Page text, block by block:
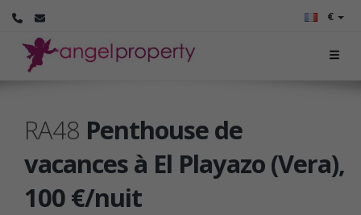
€
RA48 Penthouse de
vacances à El Playazo (Vera),
100 €/nuit